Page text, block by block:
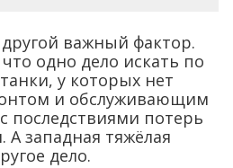
важный фактор.
одно дело искать по
у которых нет
и обслуживающим
последствиями потерь
западная тяжёлая
дело.